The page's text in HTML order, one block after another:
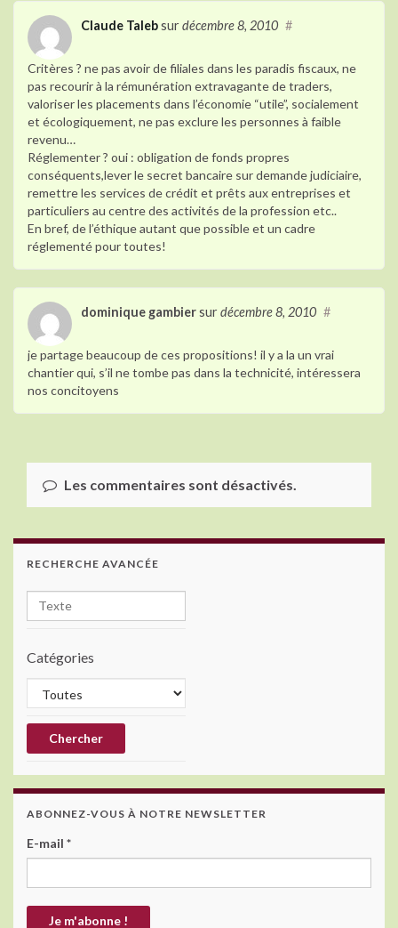
Claude Talebsur décembre 8, 2010 #
Critères ? ne pas avoir de filiales dans les paradis fiscaux, ne
pas recourir à la rémunération extravagante de traders,
valoriser les placements dans l’économie “utile”, socialement
et écologiquement, ne pas exclure les personnes à faible
revenu…
Réglementer ? oui : obligation de fonds propres
conséquents,lever le secret bancaire sur demande judiciaire,
remettre les services de crédit et prêts aux entreprises et
particuliers au centre des activités de la profession etc..
En bref, de l’éthique autant que possible et un cadre
réglementé pour toutes!
dominique gambiersur décembre 8, 2010 #
je partage beaucoup de ces propositions! il y a la un vrai
chantier qui, s’il ne tombe pas dans la technicité, intéressera
nos concitoyens
Les commentaires sont désactivés.
RECHERCHE AVANCÉE
Catégories
ABONNEZ-VOUS À NOTRE NEWSLETTER
E-mail *